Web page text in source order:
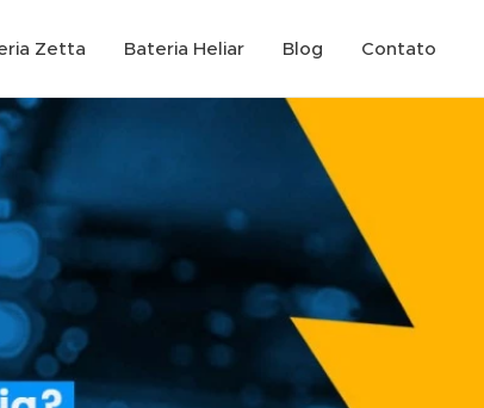
Zetta Bateria Heliar Blog Contato